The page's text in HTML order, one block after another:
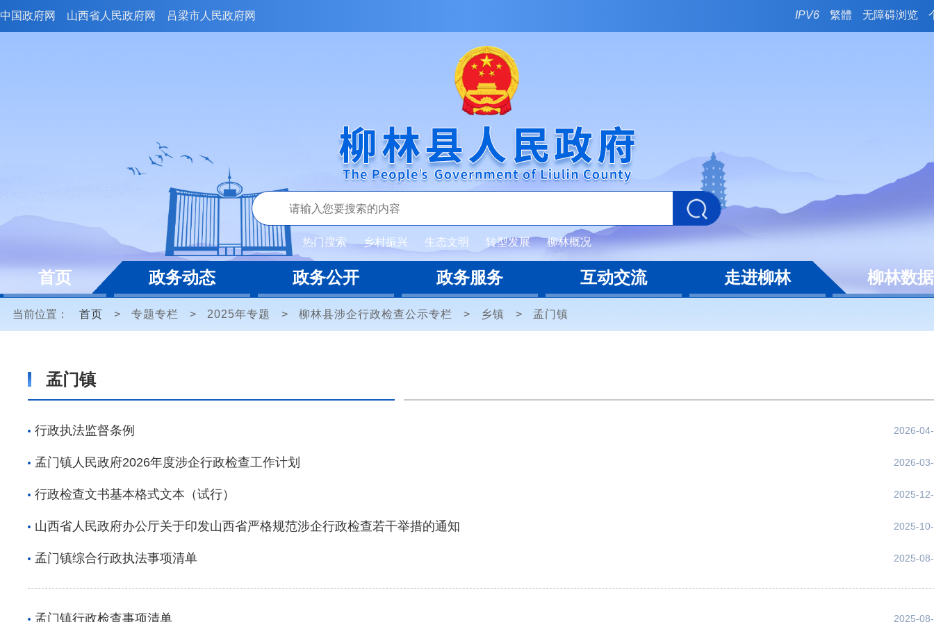
中国政府网 山西省人民政府网 吕梁市人民政府网 IPV6 繁體 无障碍浏览
热门搜索 乡村振兴 生态文明 转型发展 柳林概况
首页 政务动态 政务公开 政务服务 互动交流 走进柳林 柳林数据
当前位置： 首页 > 专题专栏 > 2025年专题 > 柳林县涉企行政检查公示专栏 > 乡镇 > 孟门镇
孟门镇
行政执法监督条例 2026-
孟门镇人民政府2026年度涉企行政检查工作计划 2026-
行政检查文书基本格式文本（试行） 2025-
山西省人民政府办公厅关于印发山西省严格规范涉企行政检查若干举措的通知 2025-
孟门镇综合行政执法事项清单 2025-
孟门镇行政检查事项清单 2025-